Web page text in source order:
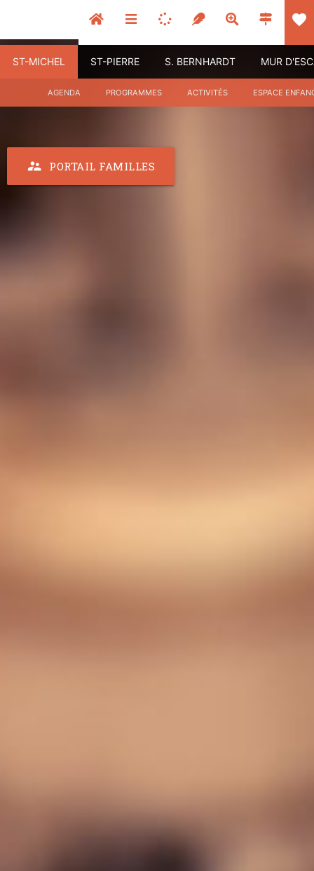
favorite
ST-MICHEL ST-PIERRE S. BERNHARDT MUR
AGENDA PROGRAMMES ACTIVITÉS ESPACE
supervisor_account PORTAIL FAMILLES